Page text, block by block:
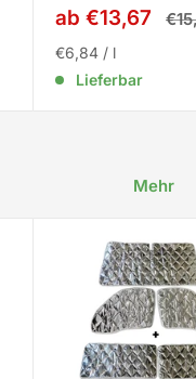
Sale
ab €13,67
€6,84 / l
Lieferbar
Mehr